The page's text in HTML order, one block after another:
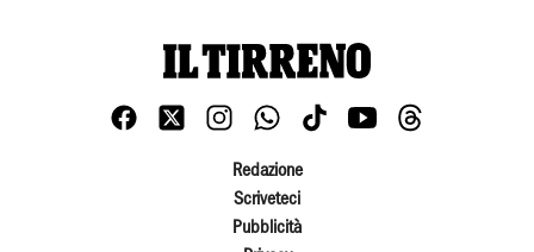
Redazione
Scriveteci
Pubblicità